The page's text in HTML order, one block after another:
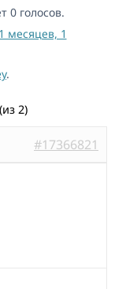
0 голосов.
месяцев, 1
.
2)
#17366821